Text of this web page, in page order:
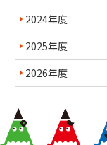
2024年度
2025年度
2026年度